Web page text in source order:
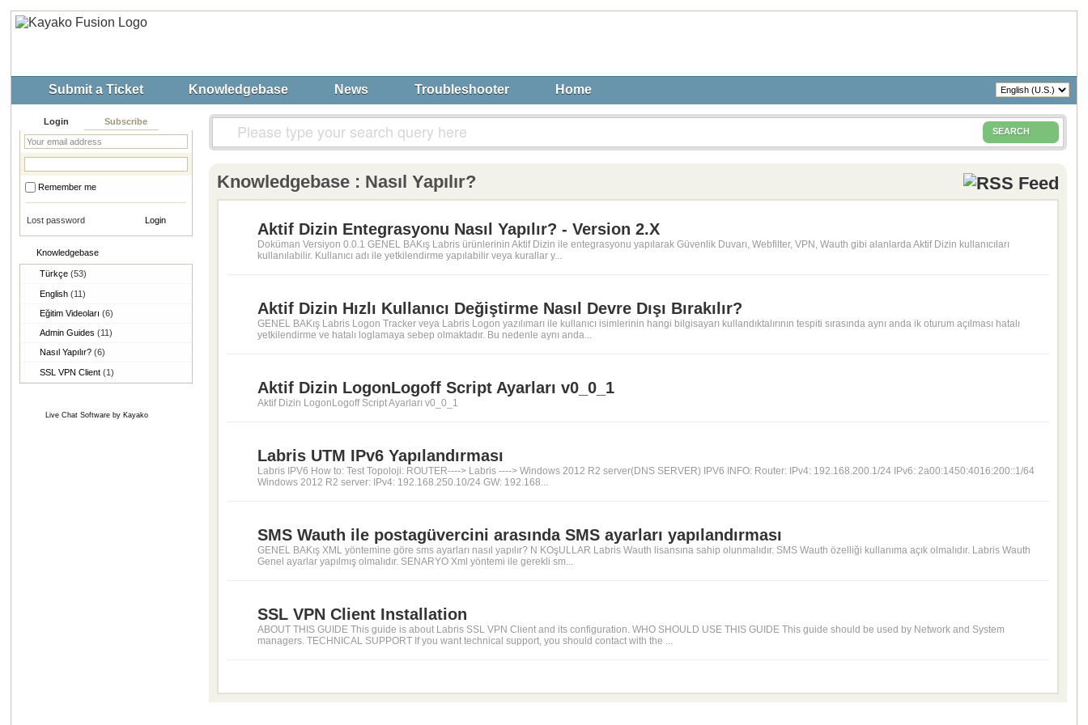
Submit a Ticket Knowledgebase News Troubleshooter Home
Login Subscribe
Remember me
Lost password
Knowledgebase
Türkçe (53)
English (11)
Eğitim Videoları (6)
Admin Guides (11)
Nasıl Yapılır? (6)
SSL VPN Client (1)
Live Chat Softwareby Kayako
SEARCH
Knowledgebase : Nasıl Yapılır?
Aktif Dizin Entegrasyonu Nasıl Yapılır? - Version 2.X
Doküman Versiyon 0.0.1 GENEL BAKış Labris ürünlerinin Aktif Dizin ile entegrasyonu yapılarak Güvenlik Duvarı, Webfilter, VPN, Wauth gibi alanlarda Aktif Dizin kullanıcıları
kullanılabilir. Kullanıcı adı ile yetkilendirme yapılabilir veya kurallar y...
Aktif Dizin Hızlı Kullanıcı Değiştirme Nasıl Devre Dışı Bırakılır?
GENEL BAKış Labris Logon Tracker veya Labris Logon yazılımarı ile kullanıcı isimlerinin hangi bilgisayarı kullandıktalırının tespiti sırasında aynı anda ik oturum açılması hatalı
yetkilendirme ve hatalı loglamaya sebep olmaktadır. Bu nedenle aynı anda...
Aktif Dizin LogonLogoff Script Ayarları v0_0_1
Aktif Dizin LogonLogoff Script Ayarları v0_0_1
Labris UTM IPv6 Yapılandırması
Labris IPV6 How to: Test Topoloji: ROUTER----> Labris ----> Windows 2012 R2 server(DNS SERVER) IPV6 INFO: Router: IPv4: 192.168.200.1/24 IPv6: 2a00:1450:4016:200::1/64
Windows 2012 R2 server: IPv4: 192.168.250.10/24 GW: 192.168...
SMS Wauth ile postagüvercini arasında SMS ayarları yapılandırması
GENEL BAKış XML yöntemine göre sms ayarları nasıl yapılır? N KOşULLAR Labris Wauth lisansına sahip olunmalıdır. SMS Wauth özelliği kullanıma açık olmalıdır. Labris Wauth
Genel ayarlar yapılmış olmalıdır. SENARYO Xml yöntemi ile gerekli sm...
SSL VPN Client Installation
ABOUT THIS GUIDE This guide is about Labris SSL VPN Client and its configuration. WHO SHOULD USE THIS GUIDE This guide should be used by Network and System
managers. TECHNICAL SUPPORT If you want technical support, you should contact with the ...